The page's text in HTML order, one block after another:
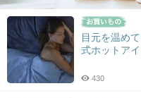
目元を温め
式ホットアイ
430